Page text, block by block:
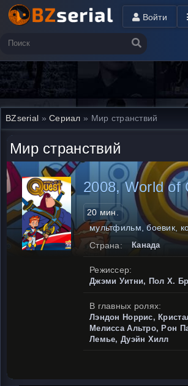
Войти
BZserial »Сериал » Мир странствий
Мир странствий
2008, World of
20 мин.
мультфильм, боевик,
Страна:
Канада
Режиссер:
Джэми Уитни, Пол Х.
В главных ролях:
Лэндон Норрис,
Мелисса Альтро, Рон
Лемье, Дуэйн Хилл